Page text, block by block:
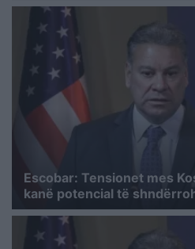
Escobar: Tensionet mes
kanë potencial të